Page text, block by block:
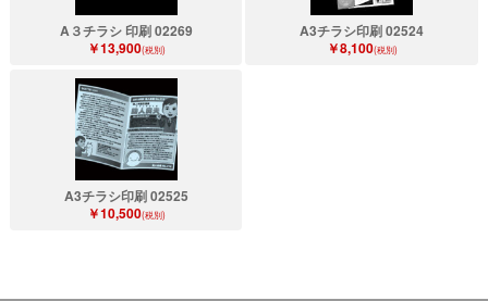
A３チラシ 印刷 02269
￥13,900(税別)
A3チラシ印刷 02524
￥8,100(税別)
A3チラシ印刷 02525
￥10,500(税別)